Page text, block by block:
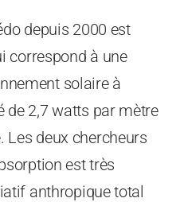
depuis 2000 est
correspond à une
solaire à
de 2,7 watts par mètre
Les deux chercheurs
est très
anthropique total